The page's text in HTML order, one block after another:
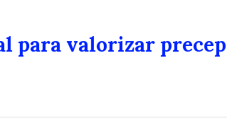
para valorizar